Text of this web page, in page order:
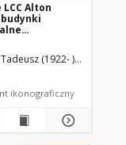
Alton
strony ulicy,
Wielka(1922- ). Fotograf
ikonograficzny